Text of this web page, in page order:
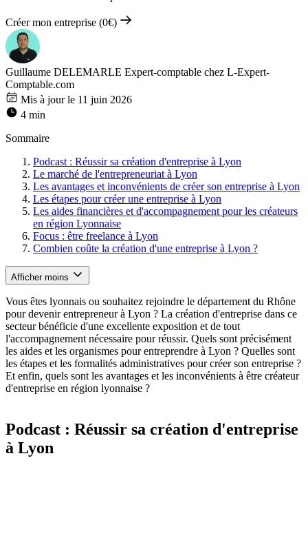
Créer mon entreprise (0€)
Guillaume DELEMARLE Expert-comptable chez L-Expert-
Comptable.com
Mis à jour le 11 juin 2026
4 min
Sommaire
Podcast : Réussir sa création d'entreprise à Lyon
Le marché de l'entrepreneuriat à Lyon
Les avantages et inconvénients de créer son entreprise à Lyon
Les étapes pour créer une entreprise à Lyon
Les aides financières et d'accompagnement pour les créateurs
en région Lyonnaise
Focus : être freelance à Lyon
Combien coûte la création d'une entreprise à Lyon ?
Afficher moins
Vous êtes lyonnais ou souhaitez rejoindre le département du Rhône
pour devenir entrepreneur à Lyon ? La création d'entreprise dans ce
secteur bénéficie d'une excellente exposition et de tout
l'accompagnement nécessaire pour réussir. Quels sont précisément
les aides et les organismes pour entreprendre à Lyon ? Quelles sont
les étapes et les formalités administratives pour créer son entreprise ?
Et enfin, quels sont les avantages et les inconvénients à être créateur
d'entreprise en région lyonnaise ?
Podcast : Réussir sa création d'entreprise
à Lyon